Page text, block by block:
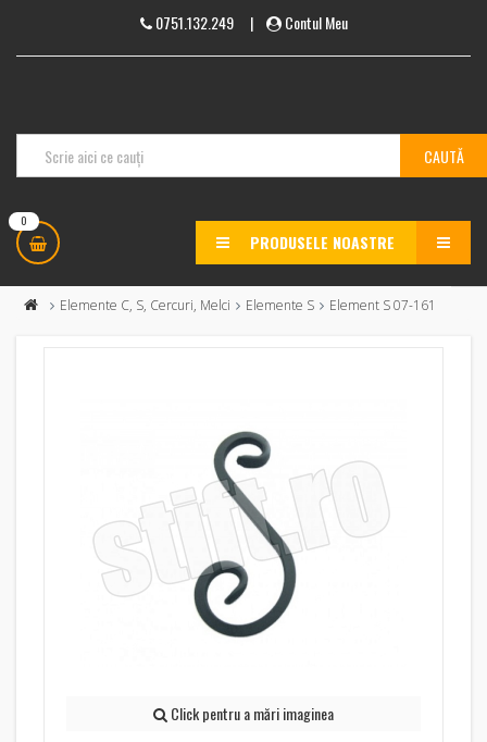
0751.132.249| Contul Meu
0
PRODUSELE NOASTRE MENU
Elemente C, S, Cercuri, Melci Elemente S Element S 07-161
Click pentru a mări imaginea